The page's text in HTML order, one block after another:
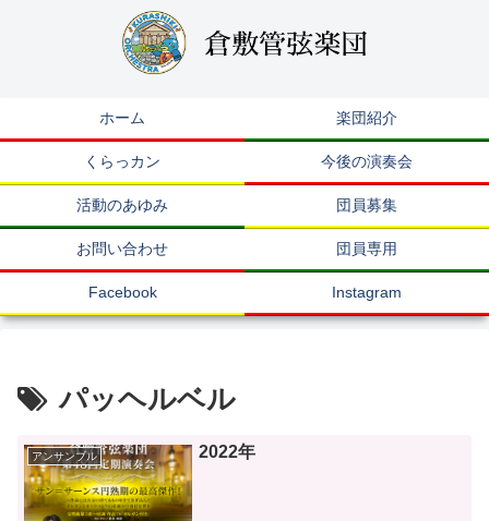
ホーム 楽団紹介
くらっカン 今後の演奏会
活動のあゆみ 団員募集
お問い合わせ 団員専用
Facebook Instagram
パッヘルベル
アンサンブル 2022年